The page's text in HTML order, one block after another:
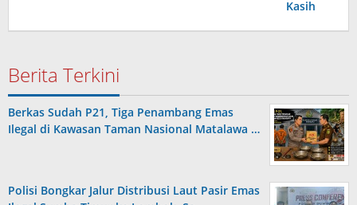
Berita Terkini
Berkas Sudah P21, Tiga Penambang Emas
Ilegal di Kawasan Taman Nasional Matalawa …
Polisi Bongkar Jalur Distribusi Laut Pasir Emas